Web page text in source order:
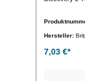
Hersteller:
7,03 €*